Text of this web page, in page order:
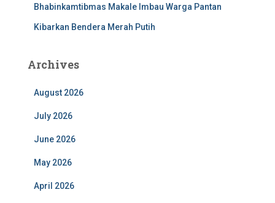
Bhabinkamtibmas Makale Imbau Warga Pantan
Kibarkan Bendera Merah Putih
Archives
August 2026
July 2026
June 2026
May 2026
April 2026